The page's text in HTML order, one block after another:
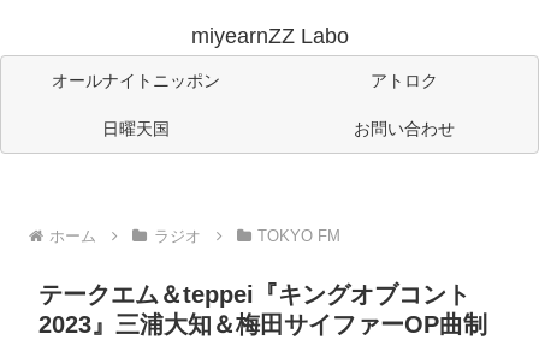
miyearnZZ Labo
オールナイトニッポン アトロク
日曜天国 お問い合わせ
ホーム ラジオ TOKYO FM
テークエム＆teppei『キングオブコント
2023』三浦大知＆梅田サイファーOP曲制